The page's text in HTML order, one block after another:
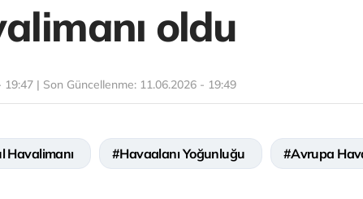
oldu
19:47 | Son Güncellenme: 11.06.2026 - 19:49
Havalimanı #Havaalanı Yoğunluğu #Avrupa